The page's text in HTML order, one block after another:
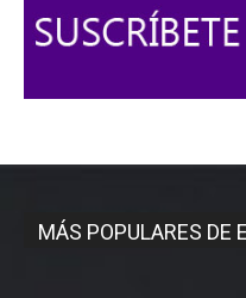
MÁS POPULARES DE